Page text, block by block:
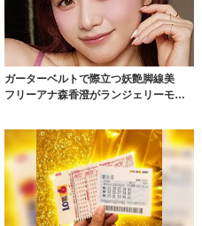
ガーターベルトで際立つ妖艶脚線美
フリーアナ森香澄がランジェリーモデ